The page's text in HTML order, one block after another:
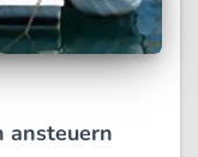
ansteuern